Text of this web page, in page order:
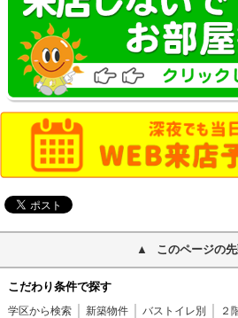
このページの
こだわり条件で探す
学区から検索 新築物件 バストイレ別 ２